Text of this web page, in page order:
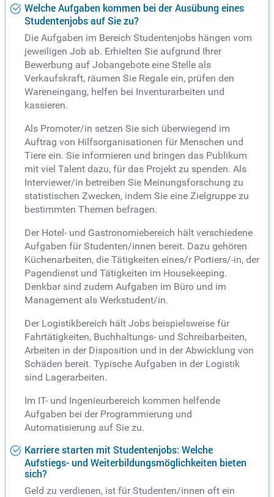
Welche Aufgaben kommen bei der Ausübung eines
Studentenjobs auf Sie zu?
Die Aufgaben im Bereich Studentenjobs hängen vom
jeweiligen Job ab. Erhielten Sie aufgrund Ihrer
Bewerbung auf Jobangebote eine Stelle als
Verkaufskraft, räumen Sie Regale ein, prüfen den
Wareneingang, helfen bei Inventurarbeiten und
kassieren.
Als Promoter/in setzen Sie sich überwiegend im
Auftrag von Hilfsorganisationen für Menschen und
Tiere ein. Sie informieren und bringen das Publikum
mit viel Talent dazu, für das Projekt zu spenden. Als
Interviewer/in betreiben Sie Meinungsforschung zu
statistischen Zwecken, indem Sie eine Zielgruppe zu
bestimmten Themen befragen.
Der Hotel- und Gastronomiebereich hält verschiedene
Aufgaben für Studenten/innen bereit. Dazu gehören
Küchenarbeiten, die Tätigkeiten eines/r Portiers/-in, der
Pagendienst und Tätigkeiten im Housekeeping.
Denkbar sind zudem Aufgaben im Büro und im
Management als Werkstudent/in.
Der Logistikbereich hält Jobs beispielsweise für
Fahrtätigkeiten, Buchhaltungs- und Schreibarbeiten,
Arbeiten in der Disposition und in der Abwicklung von
Schäden bereit. Typische Aufgaben in der Logistik
sind Lagerarbeiten.
Im IT- und Ingenieurbereich kommen helfende
Aufgaben bei der Programmierung und
Automatisierung auf Sie zu.
Karriere starten mit Studentenjobs: Welche
Aufstiegs- und Weiterbildungsmöglichkeiten bieten
sich?
Geld zu verdienen, ist für Studenten/innen oft ein